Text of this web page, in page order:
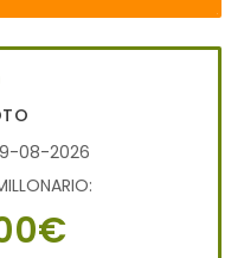
08-2026